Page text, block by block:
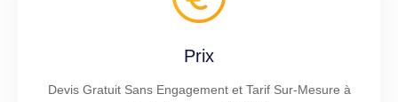
Prix
Devis Gratuit Sans Engagement et Tarif Sur-Mesure à